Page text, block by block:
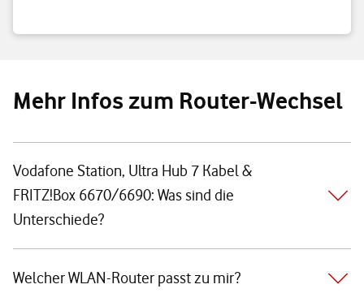
Mehr Infos zum Router-Wechsel
Vodafone Station, Ultra Hub 7 Kabel &
FRITZ!Box 6670/6690: Was sind die
Unterschiede?
Welcher WLAN-Router passt zu mir?